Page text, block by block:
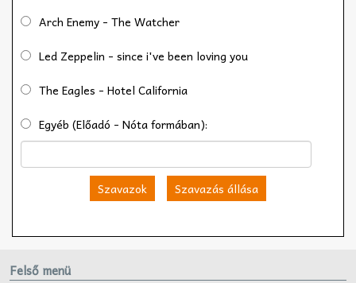
Arch Enemy - The Watcher
Led Zeppelin - since i've been loving you
The Eagles - Hotel California
Egyéb (Előadó - Nóta formában):
Szavazok Szavazás állása
Felső menü